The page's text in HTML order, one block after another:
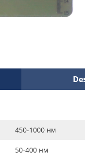
450-1000 нм
50-400 нм